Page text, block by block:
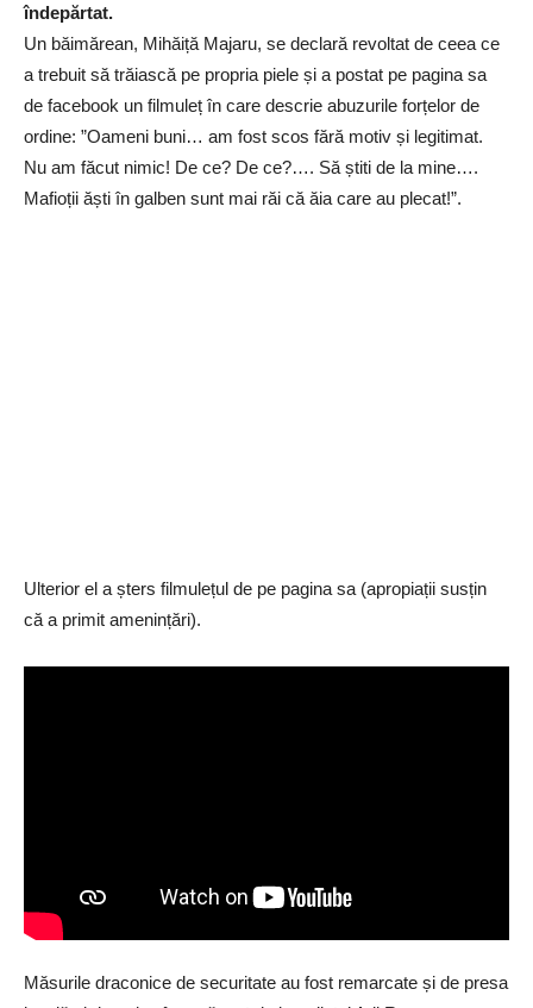
îndepărtat.
Un băimărean, Mihăiță Majaru, se declară revoltat de ceea ce
a trebuit să trăiască pe propria piele și a postat pe pagina sa
de facebook un filmuleț în care descrie abuzurile forțelor de
ordine: ”Oameni buni… am fost scos fără motiv și legitimat.
Nu am făcut nimic! De ce? De ce?…. Să știti de la mine….
Mafioții ăști în galben sunt mai răi că ăia care au plecat!”.
Ulterior el a șters filmulețul de pe pagina sa (apropiații susțin
că a primit amenințări).
Măsurile draconice de securitate au fost remarcate și de presa